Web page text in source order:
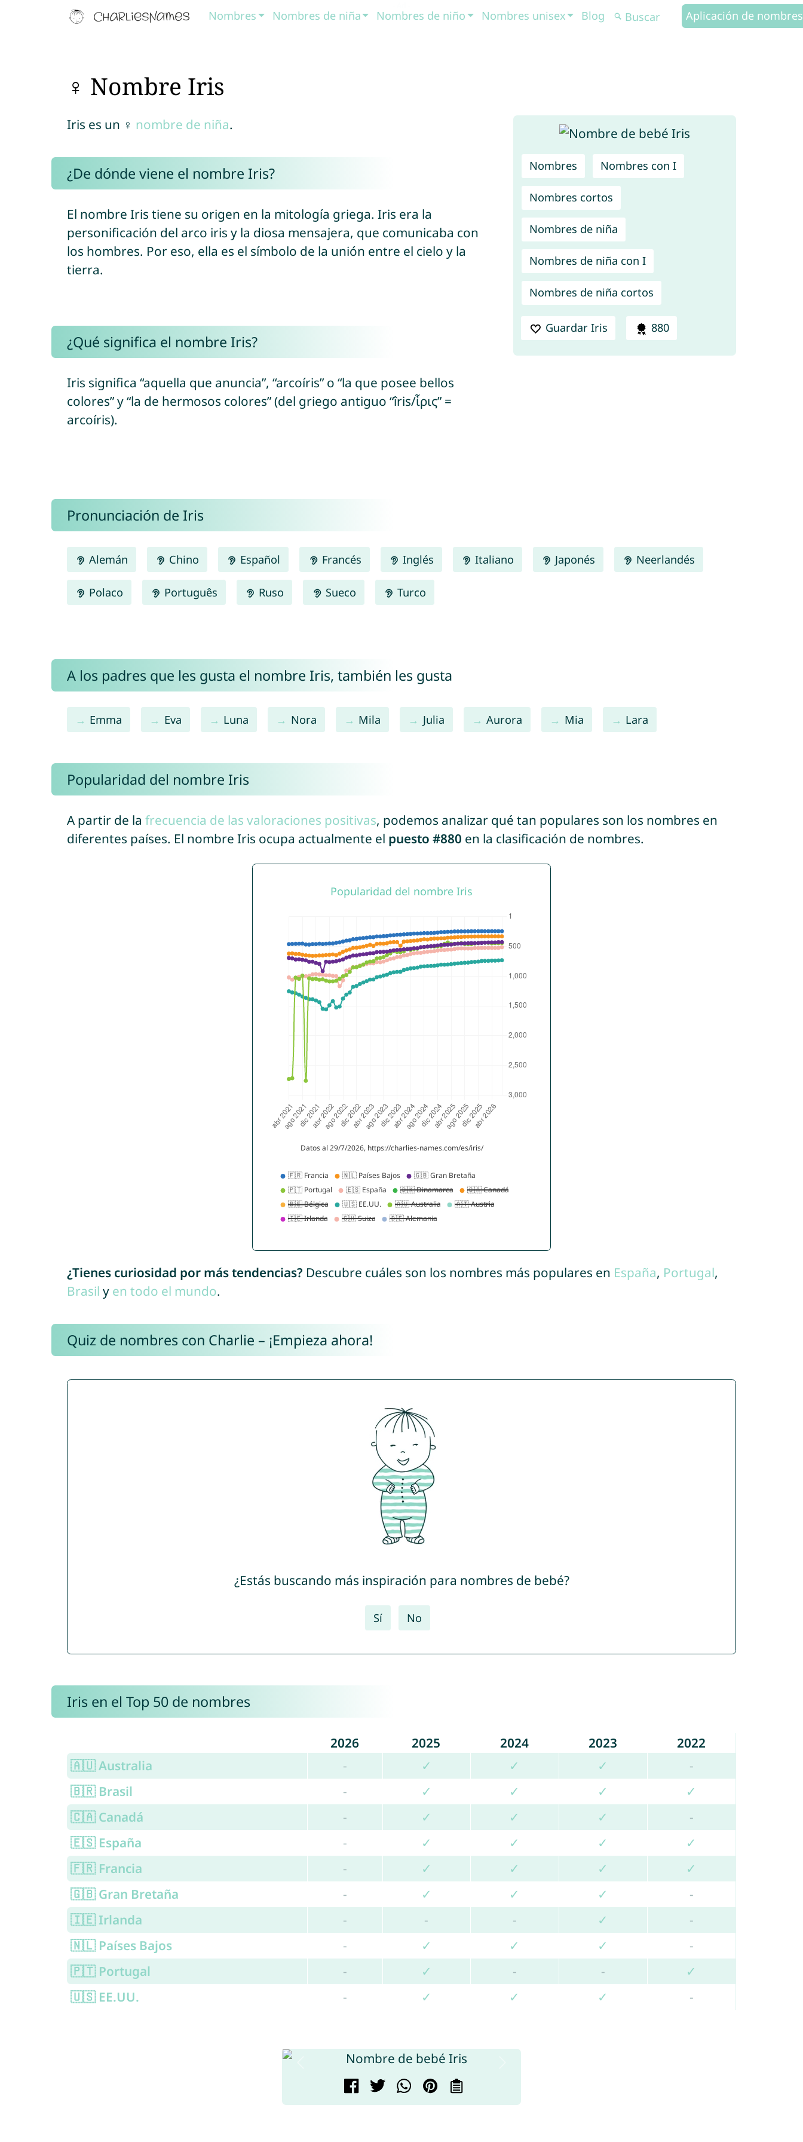
Nombres Nombres de niña Nombres de niño Nombres unisex Blog Aplicación de nombres
♀ Nombre Iris
Nombres Nombres con I
Nombres cortos
Nombres de niña
Nombres de niña con I
Nombres de niña cortos
Guardar Iris 880
Iris es un ♀ nombre de niña.
¿De dónde viene el nombre Iris?
El nombre Iris tiene su origen en la mitología griega. Iris era la
personificación del arco iris y la diosa mensajera, que comunicaba con
los hombres. Por eso, ella es el símbolo de la unión entre el cielo y la
tierra.
¿Qué significa el nombre Iris?
Iris significa “aquella que anuncia”, “arcoíris” o “la que posee bellos
colores” y “la de hermosos colores” (del griego antiguo “îris/ἶρις” =
arcoíris).
Pronunciación de Iris
Alemán Chino Español Francés Inglés Italiano Japonés Neerlandés
Polaco Português Ruso Sueco Turco
A los padres que les gusta el nombre Iris, también les gusta
Emma Eva Luna Nora Mila Julia Aurora Mia Lara
Popularidad del nombre Iris
A partir de la frecuencia de las valoraciones positivas, podemos analizar qué tan populares son los nombres en
diferentes países. El nombre Iris ocupa actualmente el puesto #880 en la clasificación de nombres.
¿Tienes curiosidad por más tendencias? Descubre cuáles son los nombres más populares en España, Portugal,
Brasil y en todo el mundo.
Quiz de nombres con Charlie – ¡Empieza ahora!
¿Estás buscando más inspiración para nombres de bebé?
Sí No
Iris en el Top 50 de nombres
2026 2025 2024 2023
2022
🇦🇺 Australia
- ✓ ✓ ✓
-
🇧🇷 Brasil
- ✓ ✓ ✓
✓
🇨🇦 Canadá
- ✓ ✓ ✓
-
🇪🇸 España
- ✓ ✓ ✓
✓
🇫🇷 Francia
- ✓ ✓ ✓
✓
🇬🇧 Gran Bretaña
- ✓ ✓ ✓
-
🇮🇪 Irlanda
- - - ✓
-
🇳🇱 Países Bajos
- ✓ ✓ ✓
-
🇵🇹 Portugal
- ✓ - -
✓
🇺🇸 EE.UU.
- ✓ ✓ ✓ -